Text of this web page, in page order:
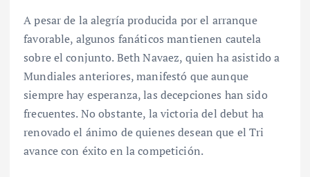
A pesar de la alegría producida por el arranque
favorable, algunos fanáticos mantienen cautela
sobre el conjunto. Beth Navaez, quien ha asistido a
Mundiales anteriores, manifestó que aunque
siempre hay esperanza, las decepciones han sido
frecuentes. No obstante, la victoria del debut ha
renovado el ánimo de quienes desean que el Tri
avance con éxito en la competición.